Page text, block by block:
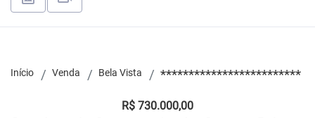
Início Venda Bela Vista *************************
R$ 730.000,00